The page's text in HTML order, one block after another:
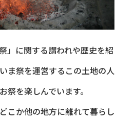
」に関する謂われや歴史を紹
ま祭を運営するこの土地の人
祭を楽しんでいます。
こか他の地方に離れて暮らし